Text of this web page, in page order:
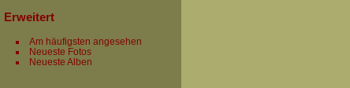
Erweitert
Am häufigsten angesehen
Neueste Fotos
Neueste Alben